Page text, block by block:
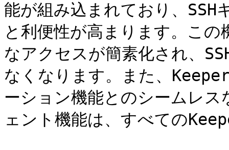
能が組み込まれており、SSH
と利便性が高まります。こ
なアクセスが簡素化され、
なくなります。また、
ーション機能とのシームレス
ェント機能は、すべての